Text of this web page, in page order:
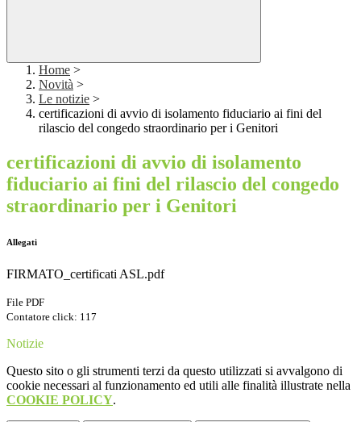
Home >
Novità >
Le notizie >
certificazioni di avvio di isolamento fiduciario ai fini del
rilascio del congedo straordinario per i Genitori
certificazioni di avvio di isolamento
fiduciario ai fini del rilascio del congedo
straordinario per i Genitori
Allegati
FIRMATO_certificati ASL.pdf
File PDF
Contatore click: 117
Notizie
Questo sito o gli strumenti terzi da questo utilizzati si avvalgono di
cookie necessari al funzionamento ed utili alle finalità illustrate nella
COOKIE POLICY.